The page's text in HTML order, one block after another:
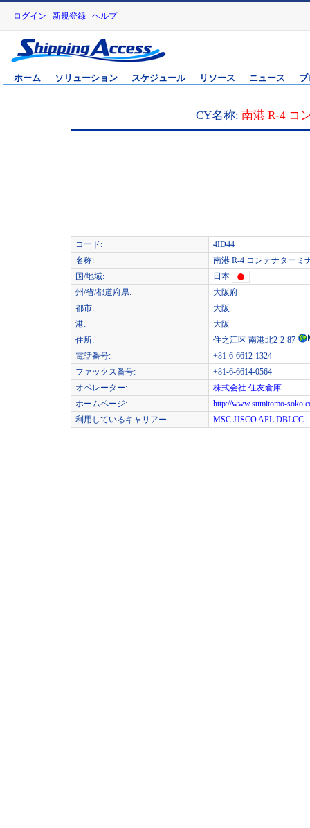
ログイン 新規登録 ヘルプ
ホーム ソリューション スケジュール リソース ニュース ブ
CY名称: 南港 R-4 コ
コード:
4ID44
名称:
南港 R-4 コンテナターミ
国/地域:
日本
州/省/都道府県:
大阪府
都市:
大阪
港:
大阪
住所:
住之江区 南港北2-2-87
電話番号:
+81-6-6612-1324
ファックス番号:
+81-6-6614-0564
オペレーター:
株式会社 住友倉庫
ホームページ:
http://www.sumitomo-
利用しているキャリアー
MSC JJSCOAPL DBLCC